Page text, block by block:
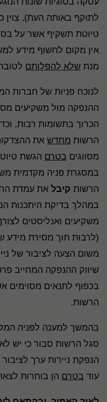
לתוקף באותה העת), צוין
טיוטת תשקיף אשר על
אין מקום לחשוף מידע
מנת שלא להפלותם
לנוכח פניות של חברות
ההנפקה מול משקיעים
הכרוך בתשומות רבות,
הרשות מחדש את
מסווגים בטרם הגשת
הרשות קיבל את עמדת
במהלך בדיקת היתכנות
משקיעים ואנליסטים
(לרבות תוך מסירת מידע
משום הצעה לציבור של
שיווק ההנפקה המחייב
בכפוף לתנאים מסוימים
הרשות.
בהמשך למענה לפניה
סגל הרשות סבור כי יש
הנפקת ניירות ערך
עוד בטרם הן בוחרות